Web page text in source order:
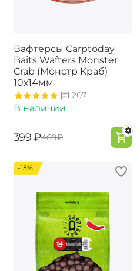
Вафтерсы Carptoday
Baits Wafters Monster
Crab (Монстр Краб)
10х14мм
207
В наличии
‍399‍ ₽‍469‍₽
-15%